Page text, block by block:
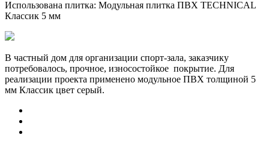
Использована плитка: Модульная плитка ПВХ TECHNICAL
Классик 5 мм
В частный дом для организации спорт-зала, заказчику
потребовалось, прочное, износостойкое покрытие. Для
реализации проекта применено модульное ПВХ толщиной 5
мм Классик цвет серый.